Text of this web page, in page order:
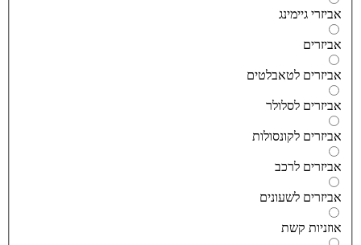
גיימינג
לטאבלטים
לסלולר
לקונסולות
לרכב
לשעונים
קשת